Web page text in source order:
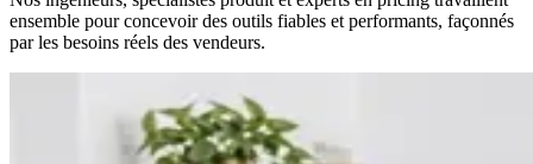
ensemble pour concevoir des outils fiables et performants, façonnés
par les besoins réels des vendeurs.